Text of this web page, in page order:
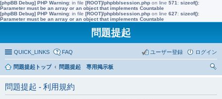
[phpBB Debug] PHP Warning: in file [ROOT]/phpbb/session.php on line 571 : sizeof():
Parameter must be an array or an object that implements Countable
[phpBB Debug] PHP Warning: in file [ROOT]/phpbb/session.php on line 627: sizeof():
Parameter must be an array or an object that implements Countable
問題提起
QUICK_LINKS FAQ ログイン
ユーザー登録
問題提起トップ
問題提起 専用掲示板
問題提起 - 利用規約